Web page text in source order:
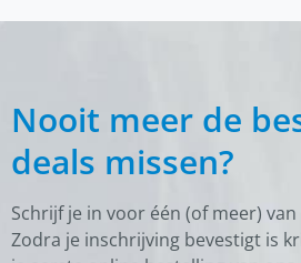
Nooit meer de
deals missen?
Schrijf je in voor één (of meer)
Zodra je inschrijving bevestigt is